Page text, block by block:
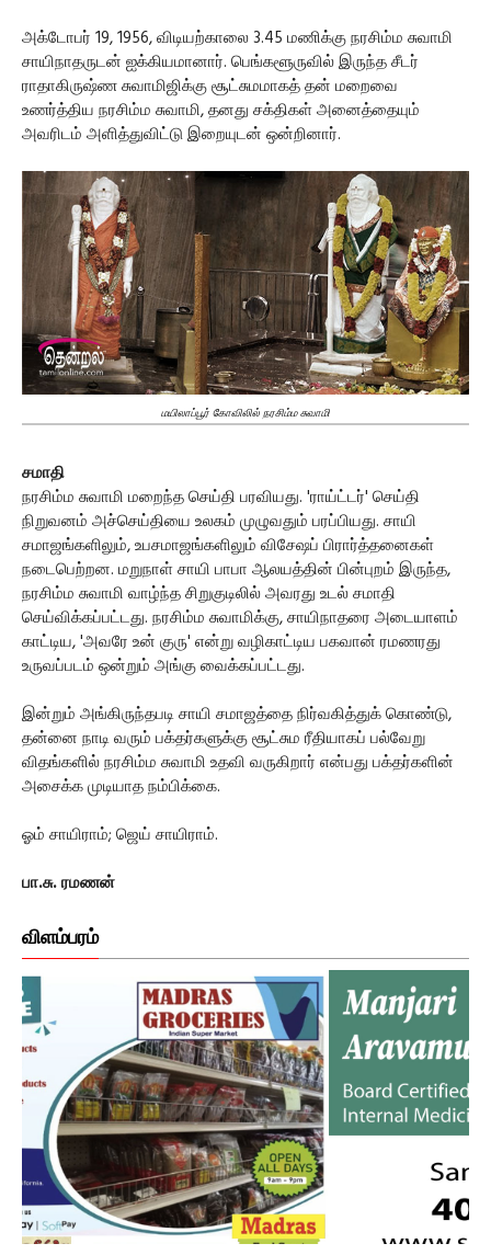
அக்டோபர் 19, 1956, விடியற்காலை 3.45 மணிக்கு நரசிம்ம சுவாமி
சாயிநாதருடன் ஐக்கியமானார். பெங்களூருவில் இருந்த சீடர்
ராதாகிருஷ்ண சுவாமிஜிக்கு சூட்சுமமாகத் தன் மறைவை
உணர்த்திய நரசிம்ம சுவாமி, தனது சக்திகள் அனைத்தையும்
அவரிடம் அளித்துவிட்டு இறையுடன் ஒன்றினார்.
மயிலாப்பூர் கோவிலில் நரசிம்ம சுவாமி
சமாதி
நரசிம்ம சுவாமி மறைந்த செய்தி பரவியது. 'ராய்ட்டர்' செய்தி
நிறுவனம் அச்செய்தியை உலகம் முழுவதும் பரப்பியது. சாயி
சமாஜங்களிலும், உபசமாஜங்களிலும் விசேஷப் பிரார்த்தனைகள்
நடைபெற்றன. மறுநாள் சாயி பாபா ஆலயத்தின் பின்புறம் இருந்த,
நரசிம்ம சுவாமி வாழ்ந்த சிறுகுடிலில் அவரது உடல் சமாதி
செய்விக்கப்பட்டது. நரசிம்ம சுவாமிக்கு, சாயிநாதரை அடையாளம்
காட்டிய, 'அவரே உன் குரு' என்று வழிகாட்டிய பகவான் ரமணரது
உருவப்படம் ஒன்றும் அங்கு வைக்கப்பட்டது.
இன்றும் அங்கிருந்தபடி சாயி சமாஜத்தை நிர்வகித்துக் கொண்டு,
தன்னை நாடி வரும் பக்தர்களுக்கு சூட்சும ரீதியாகப் பல்வேறு
விதங்களில் நரசிம்ம சுவாமி உதவி வருகிறார் என்பது பக்தர்களின்
அசைக்க முடியாத நம்பிக்கை.
ஓம் சாயிராம்; ஜெய் சாயிராம்.
பா.சு. ரமணன்
விளம்பரம்